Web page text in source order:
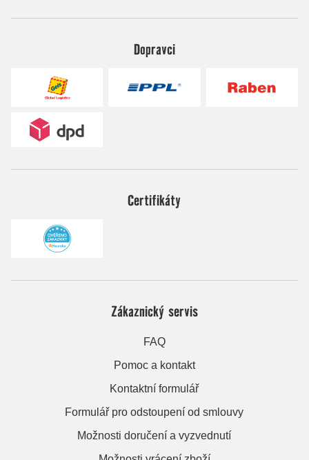
Dopravci
Certifikáty
Zákaznický servis
FAQ
Pomoc a kontakt
Kontaktní formulář
Formulář pro odstoupení od smlouvy
Možnosti doručení a vyzvednutí